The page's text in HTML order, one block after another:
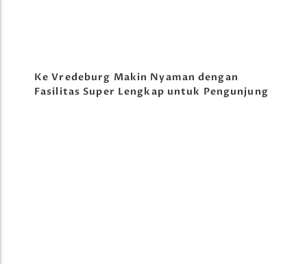
Ke Vredeburg Makin Nyaman dengan
Fasilitas Super Lengkap untuk Pengunjung